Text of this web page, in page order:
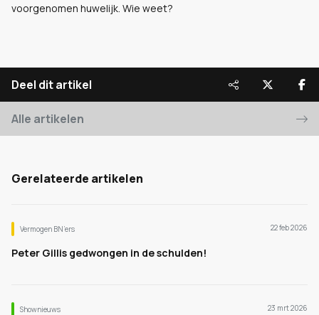
voorgenomen huwelijk. Wie weet?
Deel dit artikel
Alle artikelen
Gerelateerde artikelen
Vermogen BN’ers 22 feb 2026
Peter Gillis gedwongen in de schulden!
Shownieuws 23 mrt 2026